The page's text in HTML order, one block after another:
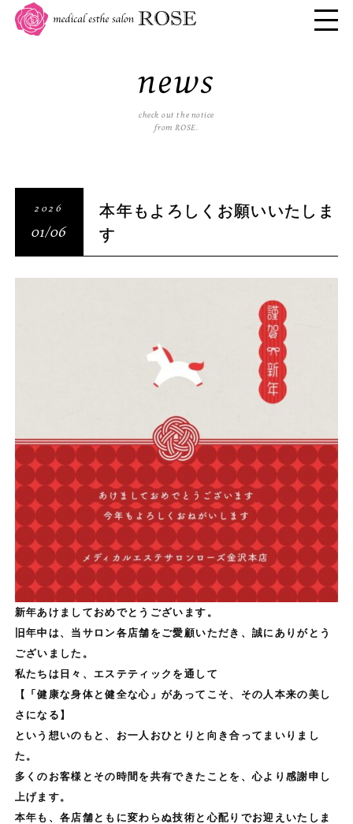
news
check out the notice
from ROSE.
2026
01/06
本年もよろしくお願いいたしま
す
新年あけましておめでとうございます。
旧年中は、当サロン各店舗をご愛顧いただき、誠にありがとう
ございました。
私たちは日々、エステティックを通して
【「健康な身体と健全な心」があってこそ、その人本来の美し
さになる】
という想いのもと、お一人おひとりと向き合ってまいりまし
た。
多くのお客様とその時間を共有できたことを、心より感謝申し
上げます。
本年も、各店舗ともに変わらぬ技術と心配りでお迎えいたしま